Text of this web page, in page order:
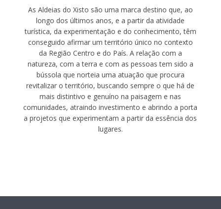
As Aldeias do Xisto são uma marca destino que, ao
longo dos últimos anos, e a partir da atividade
turística, da experimentação e do conhecimento, têm
conseguido afirmar um território único no contexto
da Região Centro e do País. A relação com a
natureza, com a terra e com as pessoas tem sido a
bússola que norteia uma atuação que procura
revitalizar o território, buscando sempre o que há de
mais distintivo e genuíno na paisagem e nas
comunidades, atraindo investimento e abrindo a porta
a projetos que experimentam a partir da essência dos
lugares.